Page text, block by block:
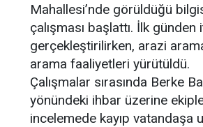
Mahallesi’nde görüldüğü
çalışması başlattı. İlk
gerçekleştirilirken, arazi
arama faaliyetleri yürütüldü.
Çalışmalar sırasında Berke
yönündeki ihbar üzerine
incelemede kayıp vatandaşa